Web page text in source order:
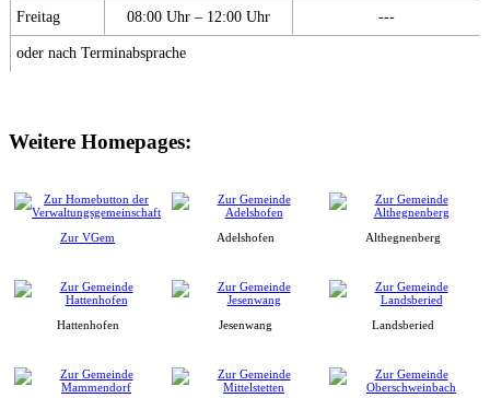
Freitag 08:00 Uhr – 12:00 Uhr ---
oder nach Terminabsprache
Weitere Homepages:
Zur VGem Adelshofen Althegnenberg
Hattenhofen Jesenwang Landsberied